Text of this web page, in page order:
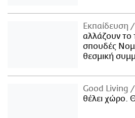
Εκπαίδευση
αλλάζουν το
σπουδές
θεσμική
Good Living
θέλει χώρο.